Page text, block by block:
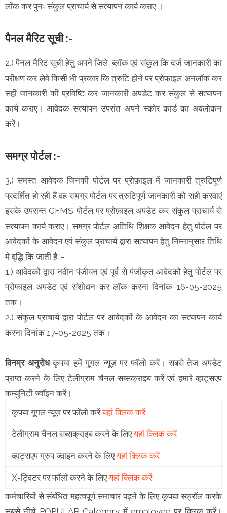
लॉक कर पुनः संकुल प्राचार्य से सत्यापन कार्य कराए ।
पैनल मैरिट सूची :-
2.) पैनल मैरिट सूची हेतु अपने जिले, ब्लॉक एवं संकुल कि दर्ज जानकारी का
परीक्षण कर लेवे किसी भी प्रकार कि त्रुटि होने पर प्रोफाइल अनलॉक कर
सही जानकारी की प्रविष्टि कर जानकारी अपडेट कर संकुल से सत्यापन
कार्य कराए। आवेदक सत्यापन उपरांत अपने स्कोर कार्ड का अवलोकन
करें।
समग्र पोर्टल :-
3.) समस्त आवेदक जिनकी पोर्टल पर प्रोफ़ाइल में जानकारी त्रुटिपूर्ण
प्रदर्शित हो रही हैं वह समग्र पोर्टल पर त्रुटिपूर्ण जानकारी को सही करवाएं
इसके उपरान्त GFMS पोर्टल पर प्रोफ़ाइल अपडेट कर संकुल प्राचार्य से
सत्यापन कार्य कराए। समग्र पोर्टल अतिथि शिक्षक आवेदन हेतु पोर्टल पर
आवेदकों के आवेदन एवं संकुल प्राचार्य द्वारा सत्यापन हेतु निम्नानुसार तिथि
मे वृद्धि कि जाती है :-
1.) आवेदकों द्वारा नवीन पंजीयन एवं पूर्व से पंजीकृत आवेदकों हेतु पोर्टल पर
प्रोफाइल अपडेट एवं संशोधन कर लॉक करना दिनांक 16-05-2025
तक।
2.) संकुल प्राचार्य द्वारा पोर्टल पर आवेदकों के आवेदन का सत्यापन कार्य
करना दिनांक 17-05-2025 तक।
विनम्र अनुरोधकृपया हमें गूगल न्यूज़ पर फॉलो करें। सबसे तेज अपडेट
प्राप्त करने के लिए टेलीग्राम चैनल सब्सक्राइब करें एवं हमारे व्हाट्सएप
कम्युनिटी ज्वॉइन करें।
कृपया गूगल न्यूज़ पर फॉलो करेंयहां क्लिक करें
टेलीग्राम चैनल सब्सक्राइब करने के लिएयहां क्लिक करें
व्हाट्सएप ग्रुप ज्वाइन करने के लिएयहां क्लिक करें
X-ट्विटर पर फॉलो करने के लिएयहां क्लिक करें
कर्मचारियों से संबंधित महत्वपूर्ण समाचार पढ़ने के लिए कृपया स्क्रॉल करके